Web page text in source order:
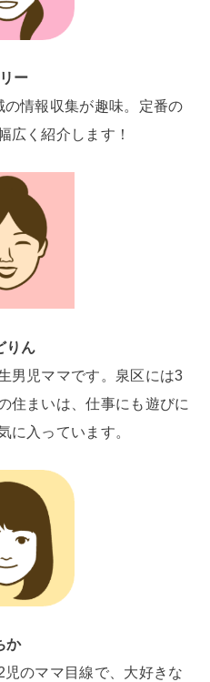
ー
情報収集が趣味。定番の
広く紹介します！
りん
男児ママです。泉区には3
住まいは、仕事にも遊びに
に入っています。
か
のママ目線で、大好きな